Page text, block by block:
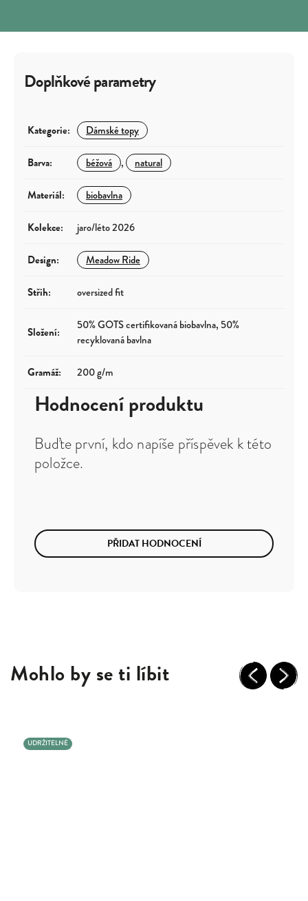
Doplňkové parametry
Kategorie: Dámské topy
Barva: béžová , natural
Materiál: biobavlna
Kolekce: jaro/léto 2026
Design: Meadow Ride
Střih: oversized fit
Složení:
50% GOTS certifikovaná biobavlna, 50%
recyklovaná bavlna
Gramáž: 200 g/m
Hodnocení produktu
Buďte první, kdo napíše příspěvek k této
položce.
PŘIDAT HODNOCENÍ
Mohlo by se ti líbit Previous
UDRŽITELNÉ
Next